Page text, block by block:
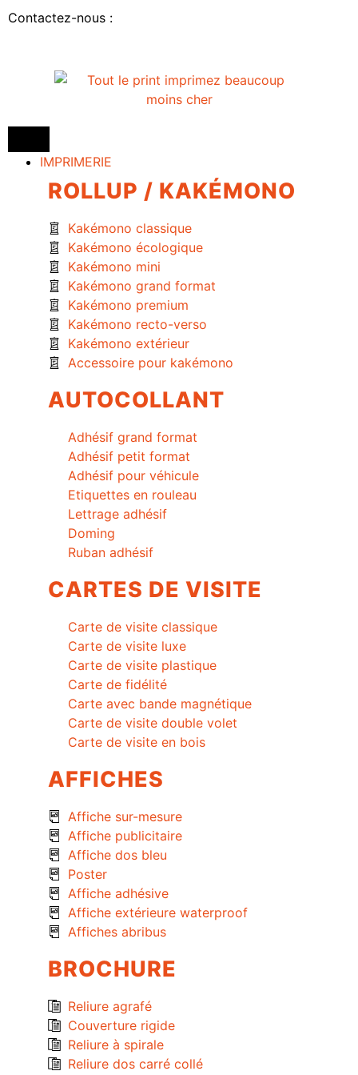
Contactez-nous :
IMPRIMERIE
ROLLUP / KAKÉMONO
Kakémono classique
Kakémono écologique
Kakémono mini
Kakémono grand format
Kakémono premium
Kakémono recto-verso
Kakémono extérieur
Accessoire pour kakémono
AUTOCOLLANT
Adhésif grand format
Adhésif petit format
Adhésif pour véhicule
Etiquettes en rouleau
Lettrage adhésif
Doming
Ruban adhésif
CARTES DE VISITE
Carte de visite classique
Carte de visite luxe
Carte de visite plastique
Carte de fidélité
Carte avec bande magnétique
Carte de visite double volet
Carte de visite en bois
AFFICHES
Affiche sur-mesure
Affiche publicitaire
Affiche dos bleu
Poster
Affiche adhésive
Affiche extérieure waterproof
Affiches abribus
BROCHURE
Reliure agrafé
Couverture rigide
Reliure à spirale
Reliure dos carré collé